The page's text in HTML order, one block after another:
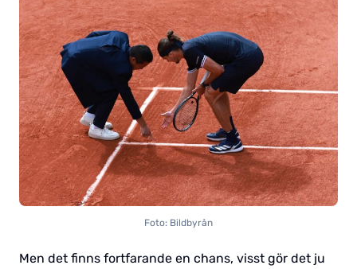
Foto: Bildbyrån
Men det finns fortfarande en chans, visst gör det ju